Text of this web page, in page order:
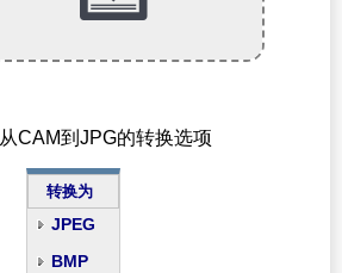
CAM到JPG的转换选项
转换为
JPEG
BMP